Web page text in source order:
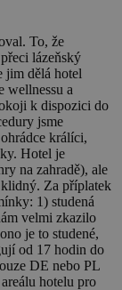
To, že
lázeňský
jim dělá hotel
wellnessu a
k dispozici do
jsme
králíci,
Hotel je
na zahradě), ale
Za příplatek
1) studená
velmi zkazilo
je to studené,
od 17 hodin do
DE nebo PL
hotelu pro